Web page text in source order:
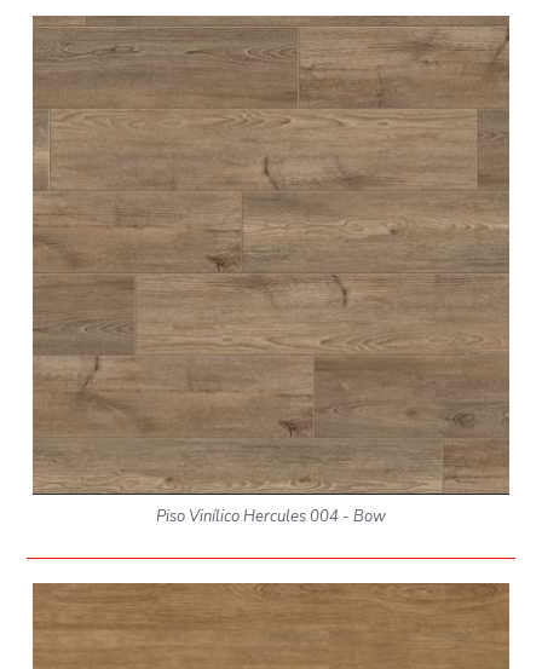
Piso Vinílico Hercules 004 - Bow